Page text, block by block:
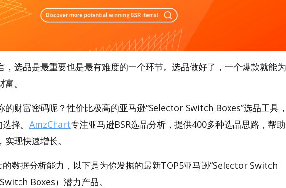
，选品是最重要也是最有难度的一个环节。选品做好了，一个爆款就能为
。
的财富密码呢？性价比极高的亚马逊“Selector Switch Boxes”选品工具，
择。 AmzChart专注亚马逊BSR选品分析，提供400多种选品思路，帮助
现快速增长。
数据分析能力，以下是为你发掘的最新TOP5亚马逊“Selector Switch
Boxes）潜力产品。